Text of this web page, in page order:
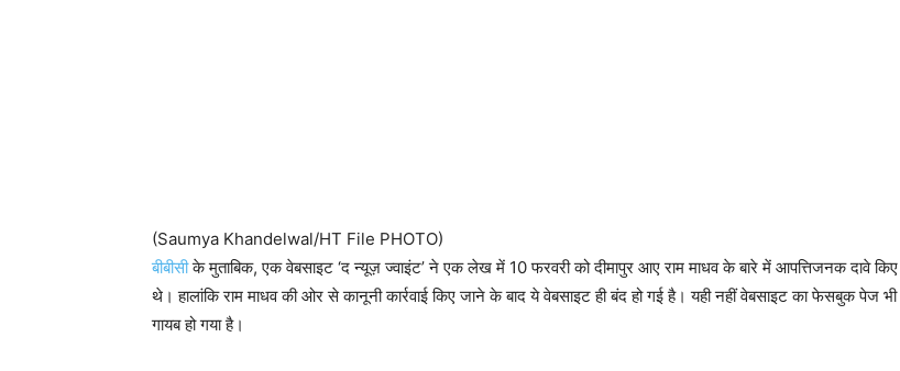
(Saumya Khandelwal/HT File PHOTO)
बीबीसीके मुताबिक, एक वेबसाइट ‘द न्यूज़ ज्वाइंट’ ने एक लेख में 10 फरवरी को दीमापुर आए राम माधव के बारे में आपत्तिजनक दावे किए
थे। हालांकि राम माधव की ओर से कानूनी कार्रवाई किए जाने के बाद ये वेबसाइट ही बंद हो गई है। यही नहीं वेबसाइट का फेसबुक पेज भी
गायब हो गया है।